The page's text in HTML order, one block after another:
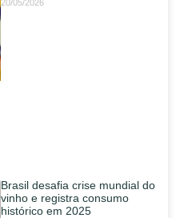
20/05/2026
Brasil desafia crise mundial do
vinho e registra consumo
histórico em 2025